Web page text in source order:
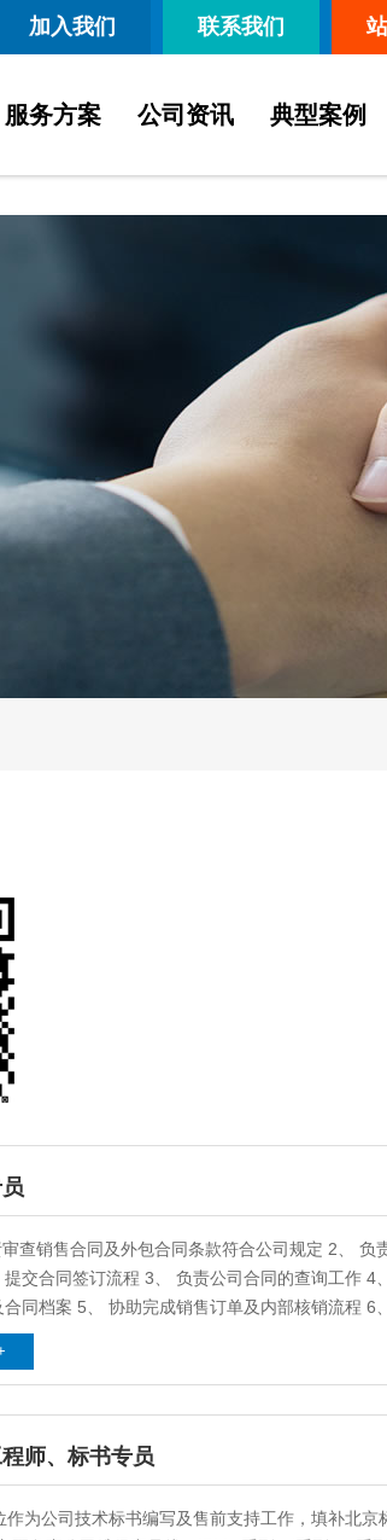
联系我们
加入我们
服务方案 公司资讯 典型案例
查销售合同及外包合同条款符合公司规定 2、 负
提交合同签订流程 3、 负责公司合同的查询工作 4
合同档案 5、 协助完成销售订单及内部核销流程 6
7、完成部门经理交派的其他工作
师、标书专员
作为公司技术标书编写及售前支持工作，填补北京